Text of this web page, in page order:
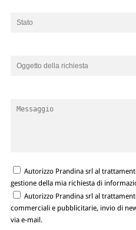
Autorizzo Prandina srl al
gestione della mia richiesta di
Autorizzo Prandina srl al
commerciali e pubblicitarie, invio di
via e-mail.